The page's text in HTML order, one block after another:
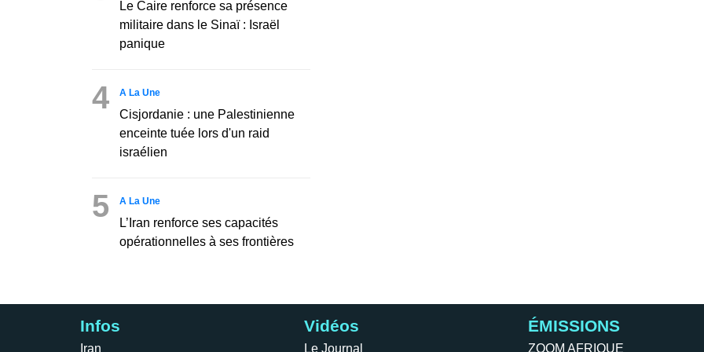
Le Caire renforce sa présence
militaire dans le Sinaï : Israël
panique
4 A La Une
Cisjordanie : une Palestinienne
enceinte tuée lors d'un raid
israélien
5 A La Une
L’Iran renforce ses capacités
opérationnelles à ses frontières
Infos
Iran
Vidéos
Le Journal
ÉMISSIONS
ZOOM AFRIQUE